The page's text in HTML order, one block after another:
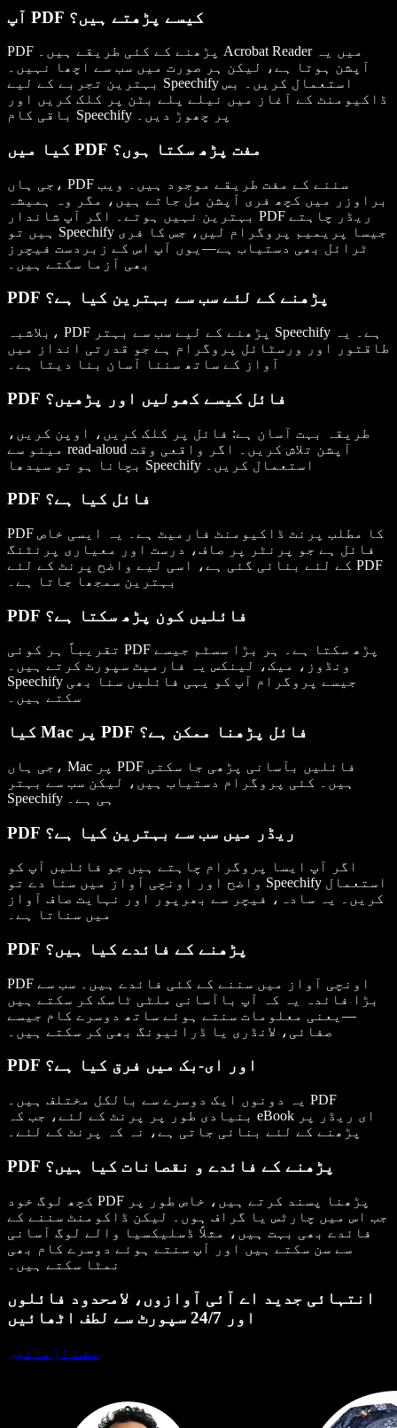
آپ PDF کیسے پڑھتے ہیں؟
PDF پڑھنے کے کئی طریقے ہیں۔ Acrobat Reader میں یہ
آپشن ہوتا ہے، لیکن ہر صورت میں سب سے اچھا نہیں۔
بہترین تجربے کے لیے Speechify استعمال کریں۔ بس
ڈاکیومنٹ کے آغاز میں نیلے پلے بٹن پر کلک کریں اور
باقی کام Speechify پر چھوڑ دیں۔
کیا میں PDF مفت پڑھ سکتا ہوں؟
جی ہاں، PDF سننے کے مفت طریقے موجود ہیں۔ ویب
براوزر میں کچھ فری آپشن مل جاتے ہیں، مگر وہ ہمیشہ
بہترین نہیں ہوتے۔ اگر آپ شاندار PDF ریڈر چاہتے
ہیں تو Speechify جیسا پریمیم پروگرام لیں، جس کا فری
ٹرائل بھی دستیاب ہے—یوں آپ اس کے زبردست فیچرز
بھی آزما سکتے ہیں۔
PDF پڑھنے کے لئے سب سے بہترین کیا ہے؟
بلاشبہ، PDF پڑھنے کے لیے سب سے بہتر Speechify ہے۔ یہ
طاقتور اور ورسٹائل پروگرام ہے جو قدرتی انداز میں
آواز کے ساتھ سننا آسان بنا دیتا ہے۔
PDF فائل کیسے کھولیں اور پڑھیں؟
طریقہ بہت آسان ہے: فائل پر کلک کریں، اوپن کریں،
مینو سے read-aloud آپشن تلاش کریں۔ اگر واقعی وقت
بچانا ہو تو سیدھا Speechify استعمال کریں۔
PDF فائل کیا ہے؟
PDF کا مطلب پرنٹ ڈاکیومنٹ فارمیٹ ہے۔ یہ ایسی خاص
فائل ہے جو پرنٹر پر صاف، درست اور معیاری پرنٹنگ
کے لئے بنائی گئی ہے، اسی لیے واضح پرنٹ کے لئے PDF
بہترین سمجھا جاتا ہے۔
PDF فائلیں کون پڑھ سکتا ہے؟
تقریباً ہر کوئی PDF پڑھ سکتا ہے۔ ہر بڑا سسٹم جیسے
ونڈوز، میک، لینکس یہ فارمیٹ سپورٹ کرتے ہیں۔
Speechify جیسے پروگرام آپ کو یہی فائلیں سنا بھی
سکتے ہیں۔
کیا Mac پر PDF فائل پڑھنا ممکن ہے؟
جی ہاں، Mac پر PDF فائلیں بآسانی پڑھی جا سکتی
ہیں۔ کئی پروگرام دستیاب ہیں، لیکن سب سے بہتر
Speechify ہی ہے۔
PDF ریڈر میں سب سے بہترین کیا ہے؟
اگر آپ ایسا پروگرام چاہتے ہیں جو فائلیں آپ کو
واضح اور اونچی آواز میں سنا دے تو Speechify استعمال
کریں۔ یہ سادہ، فیچر سے بھرپور اور نہایت صاف آواز
میں سناتا ہے۔
PDF پڑھنے کے فائدے کیا ہیں؟
PDF اونچی آواز میں سننے کے کئی فائدے ہیں۔ سب سے
بڑا فائدہ یہ کہ آپ باآسانی ملٹی ٹاسک کر سکتے ہیں
—یعنی معلومات سنتے ہوئے ساتھ دوسرے کام جیسے
صفائی، لانڈری یا ڈرائیونگ بھی کر سکتے ہیں۔
PDF اور ای-بک میں فرق کیا ہے؟
یہ دونوں ایک دوسرے سے بالکل مختلف ہیں۔ PDF
بنیادی طور پر پرنٹ کے لئے، جب کہ eBook ای ریڈر پر
پڑھنے کے لئے بنائی جاتی ہے، نہ کہ پرنٹ کے لئے۔
PDF پڑھنے کے فائدے و نقصانات کیا ہیں؟
کچھ لوگ خود PDF پڑھنا پسند کرتے ہیں، خاص طور پر
جب اس میں چارٹس یا گراف ہوں۔ لیکن ڈاکومنٹ سننے کے
فائدے بھی بہت ہیں، مثلاً ڈسلیکسیا والے لوگ آسانی
سے سن سکتے ہیں اور آپ سنتے ہوئے دوسرے کام بھی
نمٹا سکتے ہیں۔
انتہائی جدید اے آئی آوازوں، لامحدود فائلوں
اور 24/7 سپورٹ سے لطف اٹھائیں
مفت آزمائیں